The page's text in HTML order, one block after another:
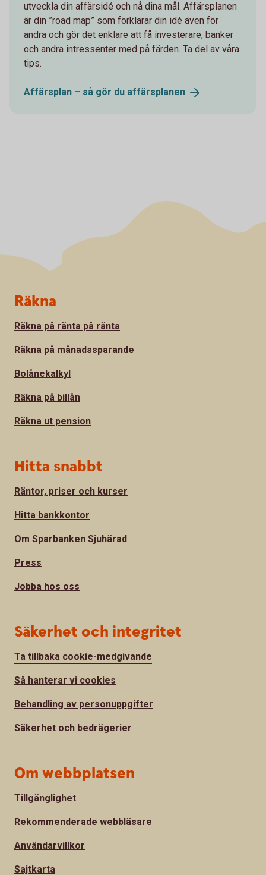
utveckla din affärsidé och nå dina mål. Affärsplanen
är din ”road map” som förklarar din idé även för
andra och gör det enklare att få investerare, banker
och andra intressenter med på färden. Ta del av våra
tips.
Affärsplan – så gör du affärsplanen
Sidfot
Räkna
Räkna på ränta på ränta
Räkna på månadssparande
Bolånekalkyl
Räkna på billån
Räkna ut pension
Hitta snabbt
Räntor, priser och kurser
Hitta bankkontor
Om Sparbanken Sjuhärad
Press
Jobba hos oss
Säkerhet och integritet
Ta tillbaka cookie-medgivande
Så hanterar vi cookies
Behandling av personuppgifter
Säkerhet och bedrägerier
Om webbplatsen
Tillgänglighet
Rekommenderade webbläsare
Användarvillkor
Sajtkarta